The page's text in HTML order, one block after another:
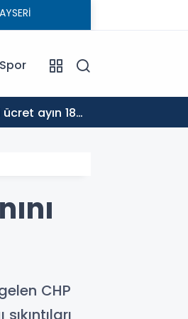
Spor
CHP